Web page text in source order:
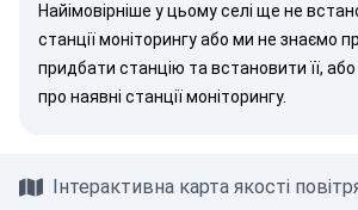
Найімовірніше у цьому селі ще не
станції моніторингу або ми не знаємо
придбати станцію та встановити її, або
про наявні станції моніторингу.
Інтерактивна карта якості